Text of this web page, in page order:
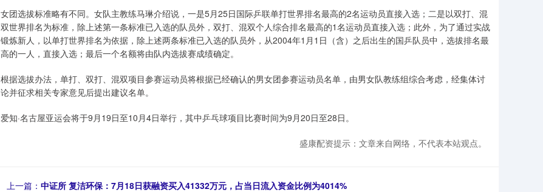
女团选拔标准略有不同。女队主教练马琳介绍说，一是5月25日国际乒联单打世界排名最高的2名运动员直接入选；二是以双打、混
双世界排名为标准，除上述第一条标准已入选的队员外，双打、混双个人综合排名最高的1名运动员直接入选；此外，为了通过实战
锻炼新人，以单打世界排名为依据，除上述两条标准已入选的队员外，从2004年1月1日（含）之后出生的国乒队员中，选拔排名最
高的一人，直接入选；最后一个名额将由队内选拔赛成绩确定。
根据选拔办法，单打、双打、混双项目参赛运动员将根据已经确认的男女团参赛运动员名单，由男女队教练组综合考虑，经集体讨
论并征求相关专家意见后提出建议名单。
爱知·名古屋亚运会将于9月19日至10月4日举行，其中乒乓球项目比赛时间为9月20日至28日。
盛康配资提示：文章来自网络，不代表本站观点。
上一篇： 中证所 复洁环保：7月18日获融资买入41332万元，占当日流入资金比例为4014%